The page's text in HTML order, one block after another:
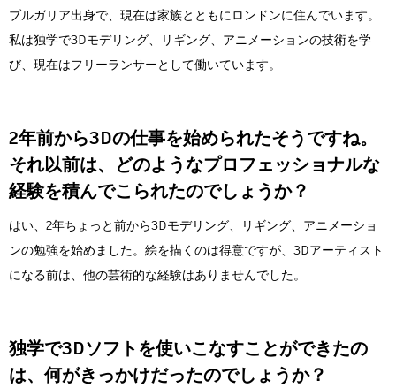
ブルガリア出身で、現在は家族とともにロンドンに住んでいます。
私は独学で3Dモデリング、リギング、アニメーションの技術を学
び、現在はフリーランサーとして働いています。
2年前から3Dの仕事を始められたそうですね。
それ以前は、どのようなプロフェッショナルな
経験を積んでこられたのでしょうか？
はい、2年ちょっと前から3Dモデリング、リギング、アニメーショ
ンの勉強を始めました。絵を描くのは得意ですが、3Dアーティスト
になる前は、他の芸術的な経験はありませんでした。
独学で3Dソフトを使いこなすことができたの
は、何がきっかけだったのでしょうか？